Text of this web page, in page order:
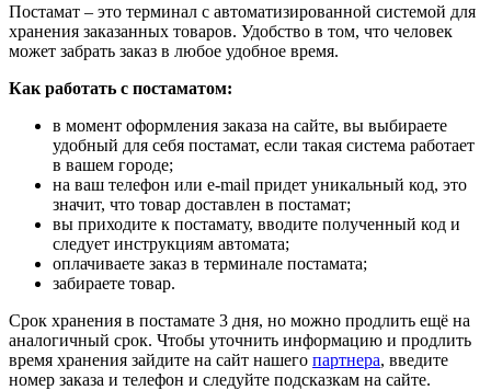
Постамат – это терминал с автоматизированной системой для
хранения заказанных товаров. Удобство в том, что человек
может забрать заказ в любое удобное время.
Как работать с постаматом:
в момент оформления заказа на сайте, вы выбираете
удобный для себя постамат, если такая система работает
в вашем городе;
на ваш телефон или e-mail придет уникальный код, это
значит, что товар доставлен в постамат;
вы приходите к постамату, вводите полученный код и
следует инструкциям автомата;
оплачиваете заказ в терминале постамата;
забираете товар.
Срок хранения в постамате 3 дня, но можно продлить ещё на
аналогичный срок. Чтобы уточнить информацию и продлить
время хранения зайдите на сайт нашего партнера, введите
номер заказа и телефон и следуйте подсказкам на сайте.